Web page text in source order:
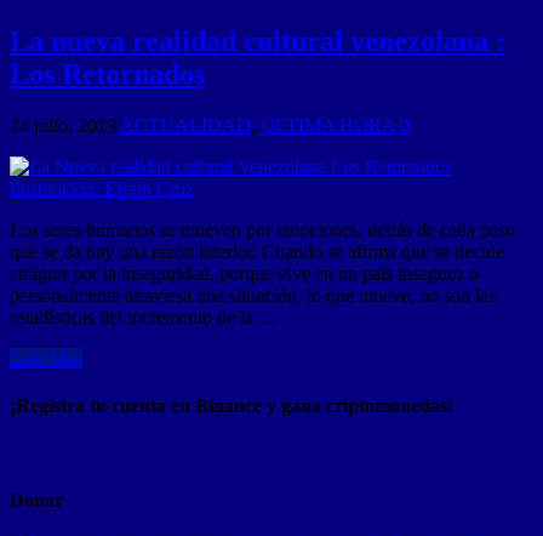
La nueva realidad cultural venezolana :
Los Retornados
24 julio, 2019 ACTUALIDAD, ULTIMA HORA 0
Los seres humanos se mueven por emociones, detrás de cada paso
que se da hay una razón interior. Cuando se afirma que se decide
emigrar por la inseguridad, porque vive en un país inseguro o
personalmente atraviesa una situación, lo que mueve, no son las
estadísticas del incremento de la …
Leer Mas
¡Registra tu cuenta en Binance y gana criptomonedas!
Donar